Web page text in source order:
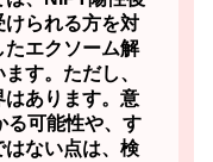
けられる方を対
エクソーム解
す。ただし、
はあります。意
る可能性や、す
ない点は、検